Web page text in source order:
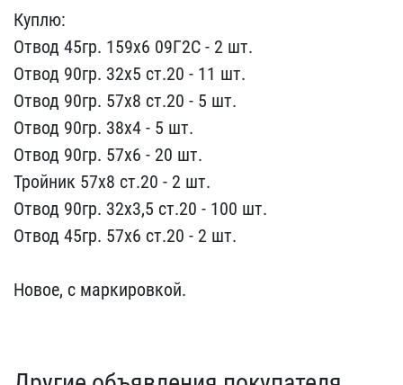
Куплю:
Отвод 45гр. 159х​6 09Г2С - 2 шт.
Отвод 90​гр. 32х5 ст.20 - 11 шт.
​Отвод 90гр. 57х8 ст.20 -​ 5 шт.
Отвод 90гр. 38х4 ​- 5 шт.
Отвод 90гр. 57х6​ - 20 шт.
Тройник 57х8 с​т.20 - 2 шт.
Отвод 90гр.​ 32х3,5 ст.20 - 100 шт.
​Отвод 45гр. 57х6 ст.20 -​ 2 шт.
Новое, с маркиро​вкой.